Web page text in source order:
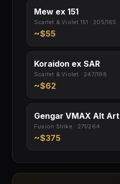
Mew ex 151
Scarlet & Violet 151 · 205/165
~$55
Koraidon ex SAR
Scarlet & Violet · 247/198
~$62
Gengar VMAX Alt Art
Fusion Strike · 271/264
~$375